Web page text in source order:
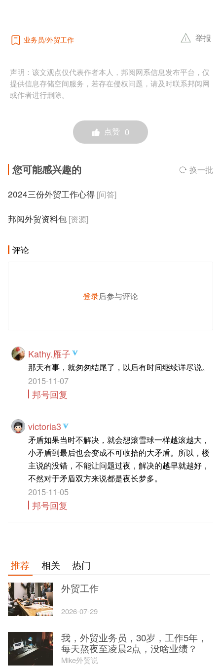
业务员 外贸工作 举报
声明：该文观点仅代表作者本人，邦阅网系信息发布平台，仅
提供信息存储空间服务，若存在侵权问题，请及时联系邦阅网
或作者进行删除。
点赞 0
您可能感兴趣的 换一批
2024三份外贸工作心得 [问答]
邦阅外贸资料包 [资源]
评论
登录后参与评论
Kathy.雁子
那天有事，就匆匆结尾了，以后有时间继续详尽说。
2015-11-07
邦号回复
victoria3
矛盾如果当时不解决，就会想滚雪球一样越滚越大，
小矛盾到最后也会变成不可收拾的大矛盾。所以，楼
主说的没错，不能让问题过夜，解决的越早就越好，
不然对于矛盾双方来说都是夜长梦多。
2015-11-05
邦号回复
推荐 相关
热门
外贸工作
2026-07-29
我，外贸业务员，30岁，工作5年，
每天熬夜至凌晨2点，没啥业绩？
Mike外贸说